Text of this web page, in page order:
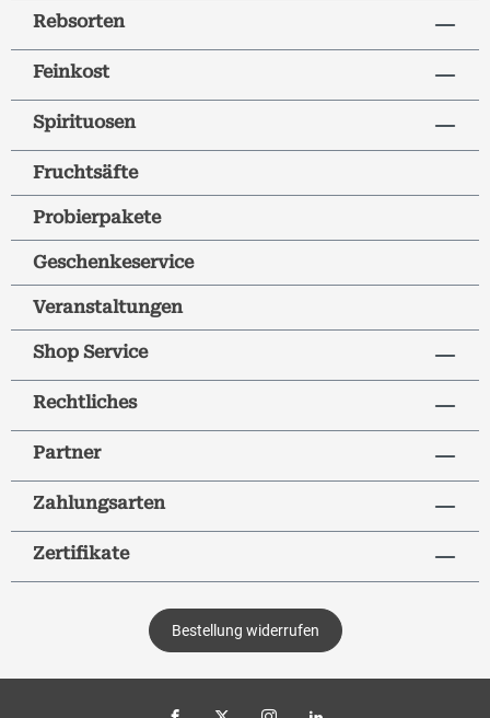
Rebsorten
Feinkost
Spirituosen
Fruchtsäfte
Probierpakete
Geschenkeservice
Veranstaltungen
Shop Service
Rechtliches
Partner
Zahlungsarten
Zertifikate
Bestellung widerrufen